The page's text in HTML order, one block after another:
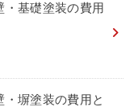
・基礎塗装の費用
塀塗装の費用と